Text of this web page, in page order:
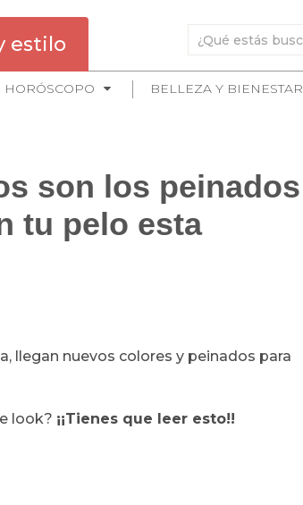
estilo
HORÓSCOPO BELLEZA Y BIENESTAR
son los peinados
tu pelo esta
llegan nuevos colores y peinados para
look? ¡¡Tienes que leer esto!!